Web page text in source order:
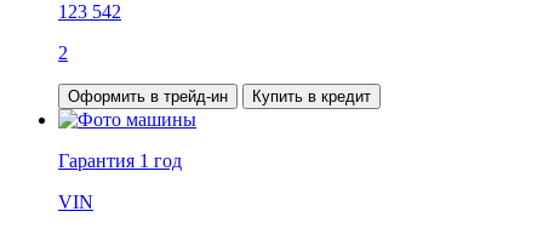
123 542
2
Оформить в трейд-ин Купить в кредит
Гарантия 1 год
VIN